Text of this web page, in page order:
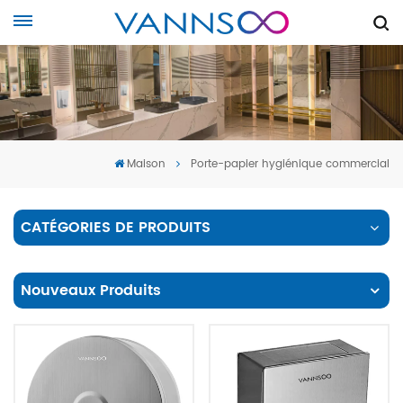
Maison Porte-papier hygiénique commercial
CATÉGORIES DE PRODUITS
Nouveaux Produits